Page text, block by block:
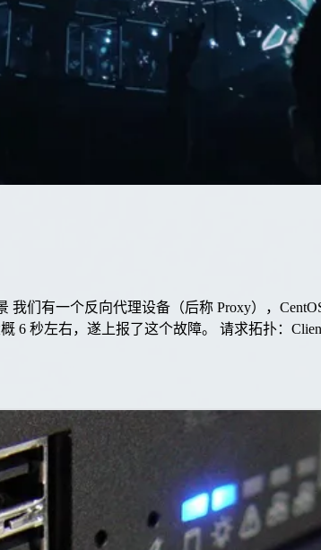
们有一个反向代理设备（后称 Proxy），
6 秒左右，遂上报了这个故障。 请求拓扑：